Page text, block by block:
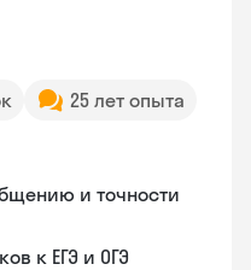
25 лет опыта
и точности
к ЕГЭ и ОГЭ